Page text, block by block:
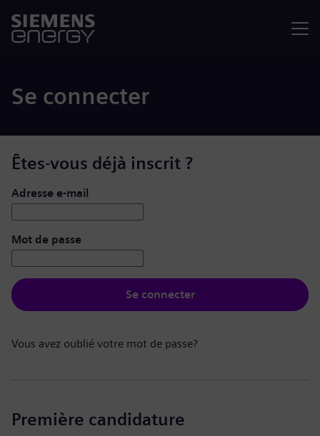
Se connecter
Êtes-vous déjà inscrit ?
Se connecter : nom d’utilisateur et mot de passe
Adresse e-mail
Mot de passe
Se connecter
Vous avez oublié votre mot de passe?
Première candidature